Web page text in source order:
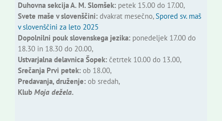
Duhovna sekcija A. M. Slomšek:petek 15.00 do 17.00,
Svete maše v slovenščini:dvakrat mesečno,Spored sv. maš
v slovenščini za leto 2025
Dopolnilni pouk slovenskega jezika:ponedeljek 17.00 do
18.30 in 18.30 do 20.00,
Ustvarjalna delavnica Šopek:četrtek 10.00 do 13.00,
Srečanja Prvi petek:ob 18.00,
Predavanja, druženje:ob sredah,
Klub Moja dežela.